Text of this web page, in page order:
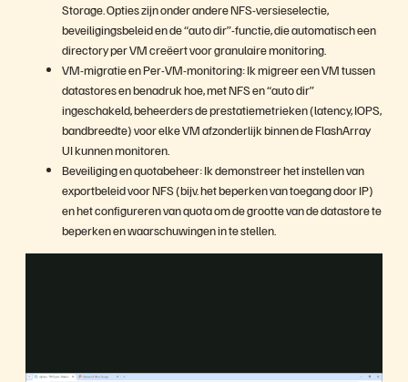
Storage. Opties zijn onder andere NFS-versieselectie,
beveiligingsbeleid en de “auto dir”-functie, die automatisch een
directory per VM creëert voor granulaire monitoring.
VM-migratie en Per-VM-monitoring: Ik migreer een VM tussen
datastores en benadruk hoe, met NFS en “auto dir”
ingeschakeld, beheerders de prestatiemetrieken (latency, IOPS,
bandbreedte) voor elke VM afzonderlijk binnen de FlashArray
UI kunnen monitoren.
Beveiliging en quotabeheer: Ik demonstreer het instellen van
exportbeleid voor NFS (bijv. het beperken van toegang door IP)
en het configureren van quota om de grootte van de datastore te
beperken en waarschuwingen in te stellen.